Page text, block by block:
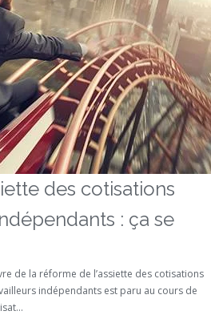
des cotisations
: ça se
de la réforme de l’assiette des cotisations
indépendants est paru au cours de